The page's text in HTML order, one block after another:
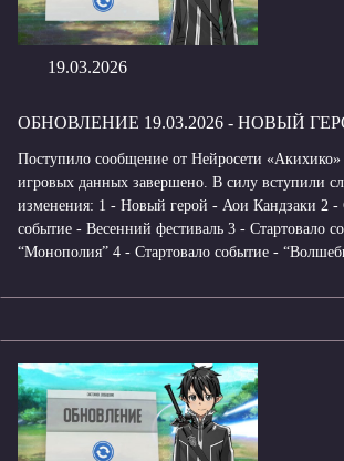
19.03.2026
ОБНОВЛЕНИЕ 19.03.2026 - НОВЫЙ
Поступило сообщение от Нейросети
игровых данных завершено. В силу вступили
изменения: 1 - Новый герой - Аои Кандзаки 2 -
событие - Весенний фестиваль 3 - Стартовало
“Монополия” 4 - Стартовало событие -